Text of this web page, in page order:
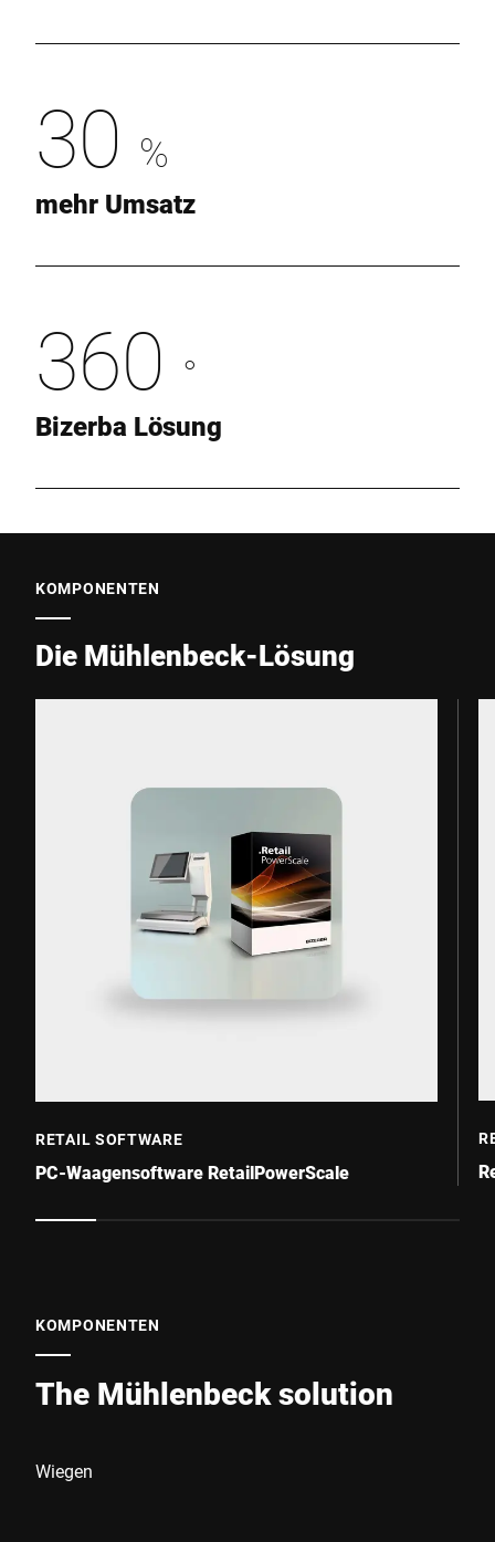
30 %
mehr Umsatz
360 °
Bizerba Lösung
KOMPONENTEN
Die Mühlenbeck-Lösung
RETAIL SOFTWARE
PC-Waagensoftware RetailPowerScale
KOMPONENTEN
The Mühlenbeck solution
Wiegen